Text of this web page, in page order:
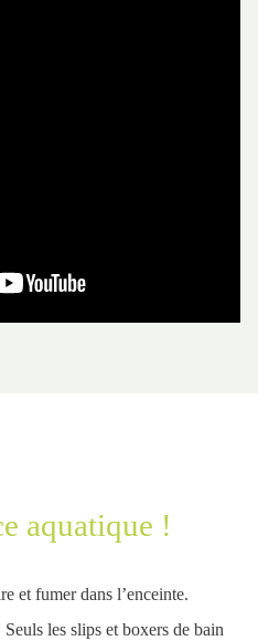
aquatique !
et fumer dans l’enceinte.
les slips et boxers de bain